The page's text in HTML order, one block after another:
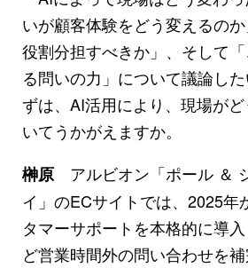
いが顧客体験をどう変えるの
役割分担すべきか」、そして
る問いの力」について議論し
ずは、AI活用により、現場が
いてうかがえますか。
榊原 アルビオン「ポール ＆
イ」のECサイトでは、2025年
タマーサポートを本格的に導
ど営業時間外の問い合わせを